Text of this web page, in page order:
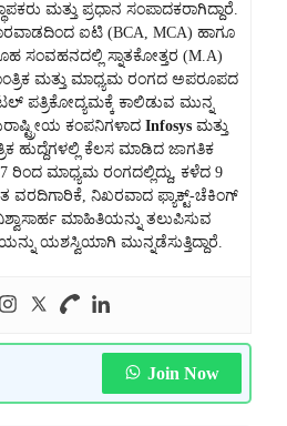
ಮತ್ತು ಪ್ರಧಾನ ಸಂಪಾದಕರಾಗಿದ್ದಾರೆ.
ಐಟಿ (BCA, MCA) ಹಾಗೂ
ಸಂವಹನದಲ್ಲಿ ಸ್ನಾತಕೋತ್ತರ (M.A)
ಮತ್ತು ಮಾಧ್ಯಮ ರಂಗದ ಅಪರೂಪದ
ಪತ್ರಿಕೋದ್ಯಮಕ್ಕೆ ಕಾಲಿಡುವ ಮುನ್ನ
ಕಂಪನಿಗಳಾದ Infosysಮತ್ತು
ಹುದ್ದೆಗಳಲ್ಲಿ ಕೆಲಸ ಮಾಡಿದ ಜಾಗತಿಕ
ಮಾಧ್ಯಮ ರಂಗದಲ್ಲಿದ್ದು, ಕಳೆದ 9
ವರದಿಗಾರಿಕೆ, ನಿಖರವಾದ ಫ್ಯಾಕ್ಟ್-ಚೆಕಿಂಗ್
ಮಾಹಿತಿಯನ್ನು ತಲುಪಿಸುವ
ಯಶಸ್ವಿಯಾಗಿ ಮುನ್ನಡೆಸುತ್ತಿದ್ದಾರೆ.
Join Now